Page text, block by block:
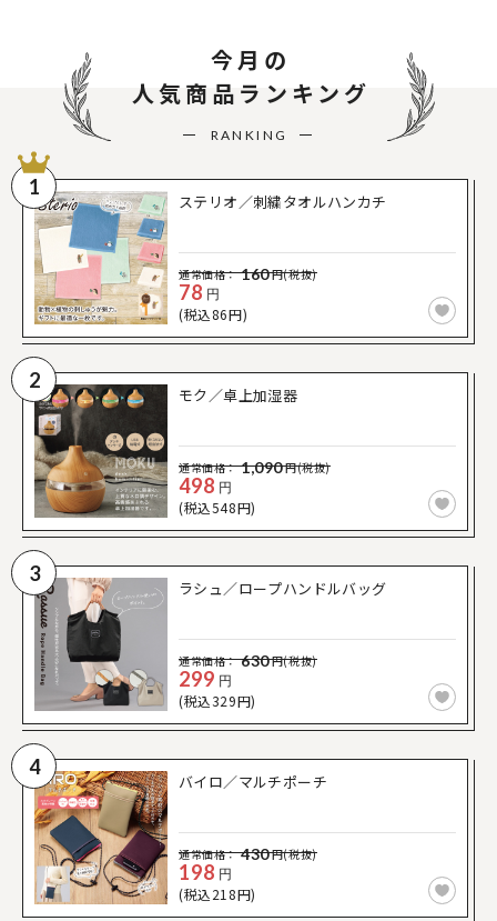
今月の
人気商品ランキング
RANKING
1
ステリオ／刺繍タオルハンカチ
通常価格： 160円(税抜)
78 円
(税込86円)
2
モク／卓上加湿器
通常価格： 1,090円(税抜)
498 円
(税込548円)
3
ラシュ／ロープハンドルバッグ
通常価格： 630円(税抜)
299 円
(税込329円)
4
バイロ／マルチポーチ
通常価格： 430円(税抜)
198 円
(税込218円)